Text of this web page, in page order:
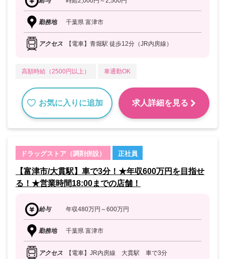
勤務地 千葉県 富津市
アクセス 【電車】青堀駅 徒歩12分（JR内房線）
高額時給（2500円以上） 車通勤OK
お気に入りに追加 求人詳細を見る
ドラッグストア（調剤併設） 正社員
【富津市/大貫駅】車で3分！★年収600万円を目指せ
る！★営業時間18:00までの店舗！
給与 年収480万円～600万円
勤務地 千葉県 富津市
アクセス 【電車】JR内房線 大貫駅 車で3分